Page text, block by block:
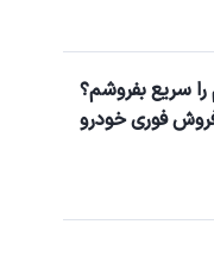
سریع بفروشم؟